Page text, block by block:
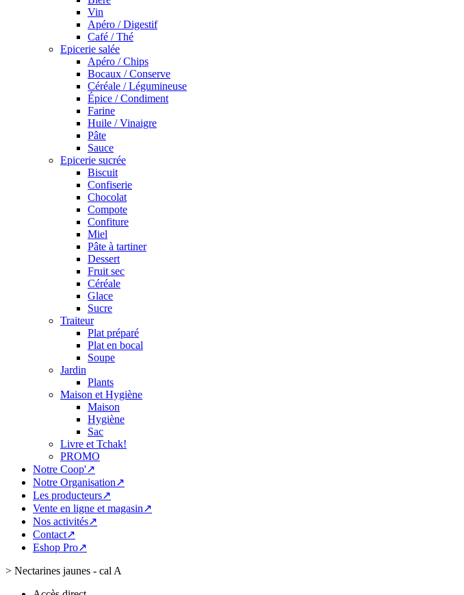
Vin
Apéro / Digestif
Café / Thé
Epicerie salée
Apéro / Chips
Bocaux / Conserve
Céréale / Légumineuse
Épice / Condiment
Farine
Huile / Vinaigre
Pâte
Sauce
Epicerie sucrée
Biscuit
Confiserie
Chocolat
Compote
Confiture
Miel
Pâte à tartiner
Dessert
Fruit sec
Céréale
Glace
Sucre
Traiteur
Plat préparé
Plat en bocal
Soupe
Jardin
Plants
Maison et Hygiène
Maison
Hygiène
Sac
Livre et Tchak!
PROMO
Notre Coop'↗
Notre Organisation↗
Les producteurs↗
Vente en ligne et magasin↗
Nos activités↗
Contact↗
Eshop Pro↗
> Nectarines jaunes - cal A